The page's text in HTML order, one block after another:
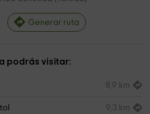
Generar ruta
podrás visitar:
8,9 km
9,3 km